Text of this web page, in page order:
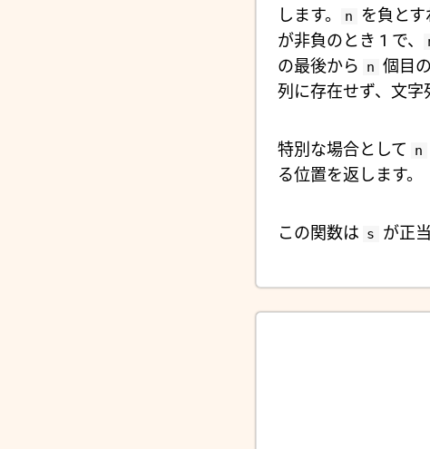
します。
n を負と
が非負のとき 1 で、
の最後から
n 個目
列に存在せず、文
特別な場合として n
る位置を返します。
この関数は s が正